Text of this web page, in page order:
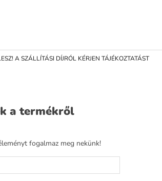
A SZÁLLÍTÁSI DÍJRÓL KÉRJEN TÁJÉKOZTATÁST
a termékről
fogalmaz meg nekünk!